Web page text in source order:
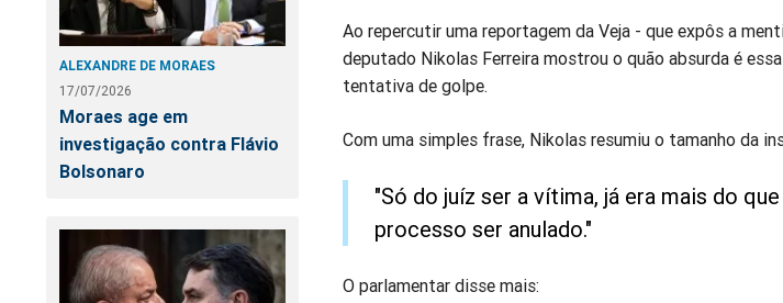
ALEXANDRE DE MORAES
17/07/2026
Moraes age em
investigação contra Flávio
Bolsonaro
no
no
no
no
no
no
Ao repercutir uma reportagem da Veja - que expôs a
deputado Nikolas Ferreira mostrou o quão absurda é
tentativa de golpe.
Com uma simples frase, Nikolas resumiu o tamanho da
"Só do juíz ser a vítima, já era mais do
processo ser anulado."
O parlamentar disse mais: